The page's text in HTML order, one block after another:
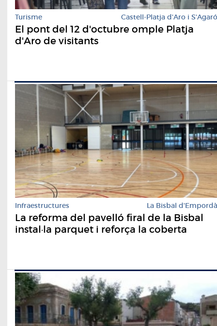
Turisme Castell-Platja d'Aro i S'Agaró
El pont del 12 d'octubre omple Platja
d'Aro de visitants
Infraestructures La Bisbal d'Empordà
La reforma del pavelló firal de la Bisbal
instal·la parquet i reforça la coberta